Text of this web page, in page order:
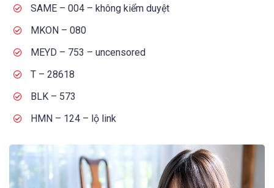
SAME – 004 – không kiểm duyệt
MKON – 080
MEYD – 753 – uncensored
T – 28618
BLK – 573
HMN – 124 – lộ link